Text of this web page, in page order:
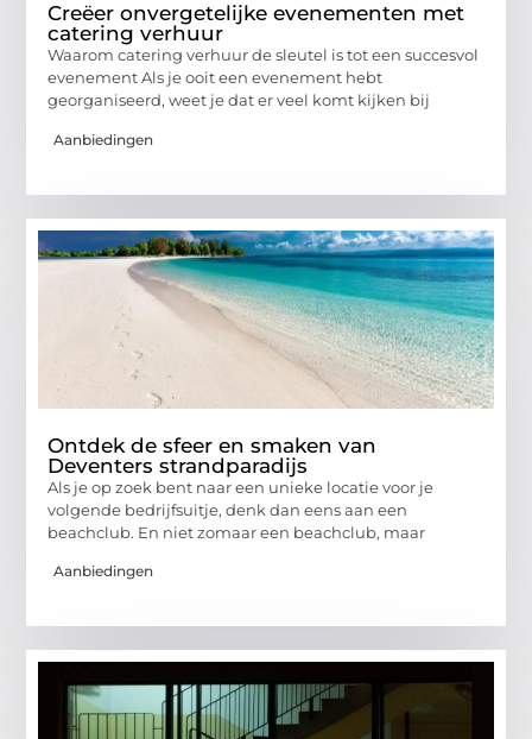
Creëer onvergetelijke evenementen met
catering verhuur
Waarom catering verhuur de sleutel is tot een succesvol
evenement Als je ooit een evenement hebt
georganiseerd, weet je dat er veel komt kijken bij
Aanbiedingen
Ontdek de sfeer en smaken van
Deventers strandparadijs
Als je op zoek bent naar een unieke locatie voor je
volgende bedrijfsuitje, denk dan eens aan een
beachclub. En niet zomaar een beachclub, maar
Aanbiedingen